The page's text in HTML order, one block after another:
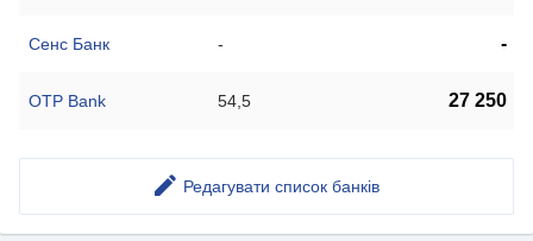
Сенс Банк - -
OTP Bank 54,5 27 250
Редагувати список банків